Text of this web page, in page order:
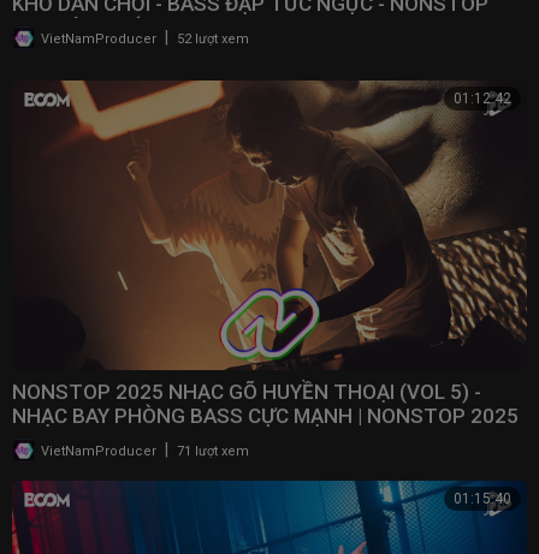
BAY ĐÁM CƯỚI
VietNamProducer 52 lượt xem
01:12:42
NONSTOP 2025 NHẠC GÕ HUYỀN THOẠI (VOL 5) -
NHẠC BAY PHÒNG BASS CỰC MẠNH | NONSTOP 2025
VINAHOUSE
VietNamProducer 71 lượt xem
01:15:40